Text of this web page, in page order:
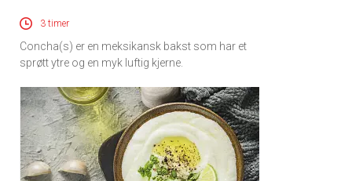
3 timer
Concha(s) er en meksikansk bakst som har et
sprøtt ytre og en myk luftig kjerne.